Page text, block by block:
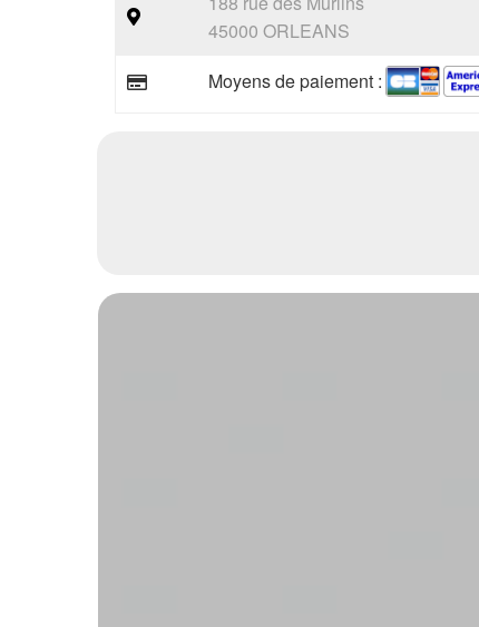
45000 ORLEANS
Moyens de paiement :